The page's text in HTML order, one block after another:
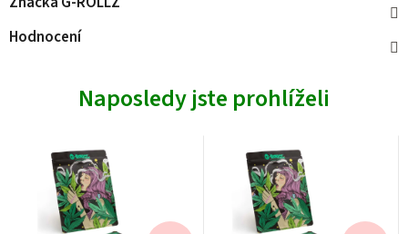
Hodnocení
Naposledy jste prohlíželi